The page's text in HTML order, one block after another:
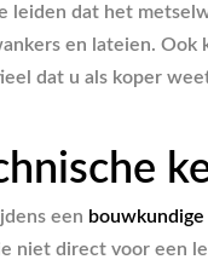
leiden dat het
en lateien.
dat u als koper
een
niet direct voor een